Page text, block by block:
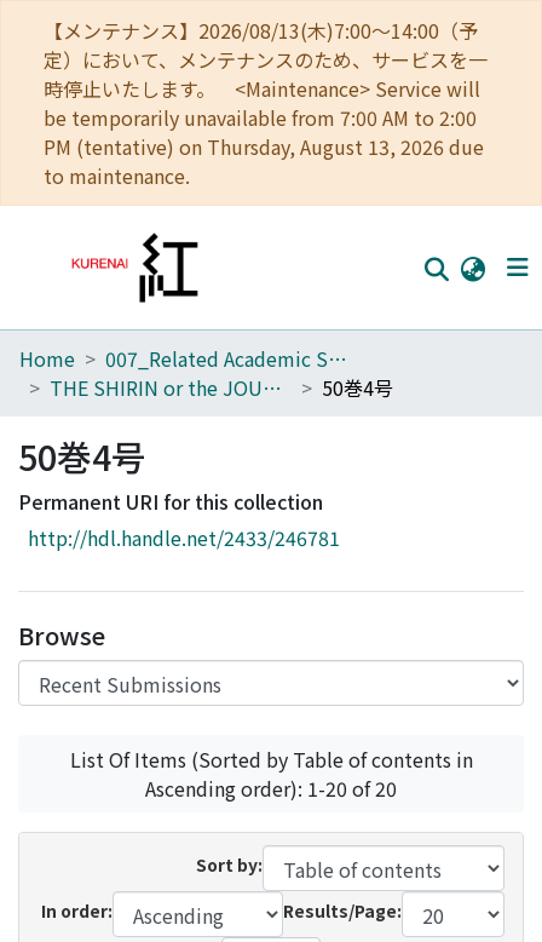
【メンテナンス】2026/08/13(木)7:00～14:00（予
定）において、メンテナンスのため、サービスを一
時停止いたします。 <Maintenance> Service will
be temporarily unavailable from 7:00 AM to 2:00
PM (tentative) on Thursday, August 13, 2026 due
to maintenance.
Home
Browse
Download Ranking
Access Statistics
Home
007_Related Academic Societies
THE SHIRIN or the JOURNAL OF HISTORY
50巻4号
50巻4号
Permanent URI for this collection
http://hdl.handle.net/2433/246781
Browse
List Of Items (Sorted by Table of contents in
Ascending order): 1-20 of 20
Sort by:
In order:
Results/Page: